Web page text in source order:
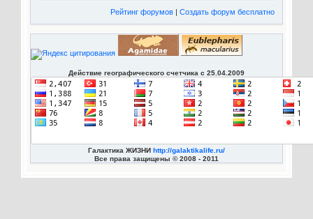
Рейтинг форумов |Создать форум бесплатно
Действие географического счетчика с 25.04.2009
Галактика ЖИЗНИ http://galaktikalife.ru/
Все права защищены © 2008 - 2011